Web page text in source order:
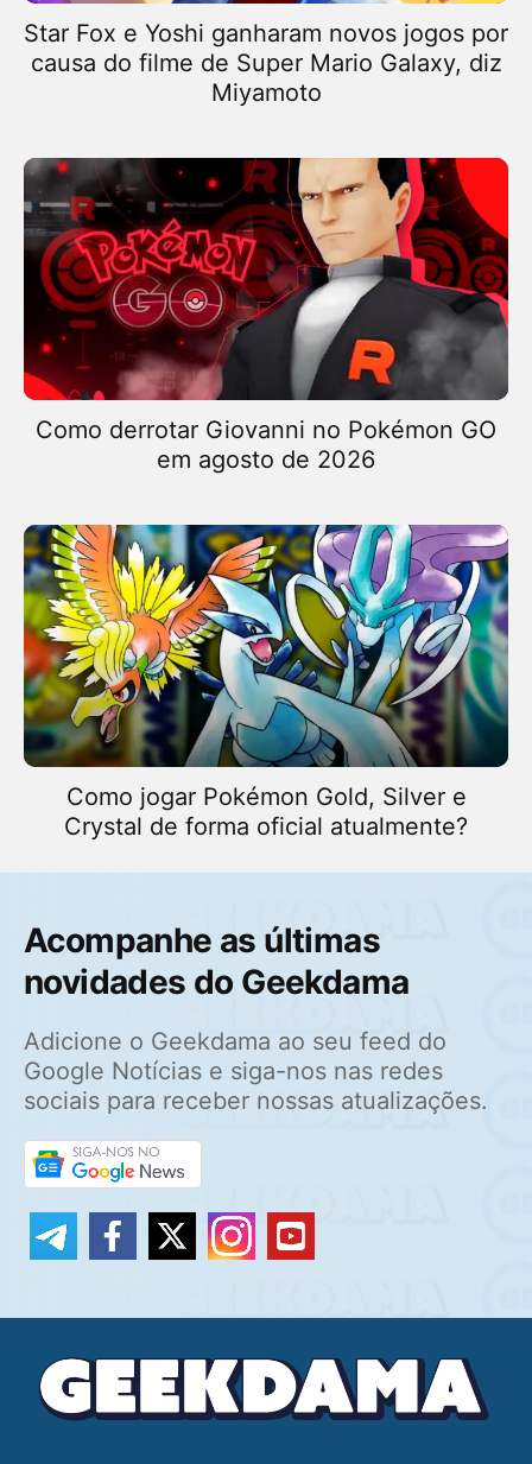
Star Fox e Yoshi ganharam novos jogos por
causa do filme de Super Mario Galaxy, diz
Miyamoto
Como derrotar Giovanni no Pokémon GO
em agosto de 2026
Como jogar Pokémon Gold, Silver e
Crystal de forma oficial atualmente?
Acompanhe as últimas
novidades do Geekdama
Adicione o Geekdama ao seu feed do
Google Notícias e siga-nos nas redes
sociais para receber nossas atualizações.